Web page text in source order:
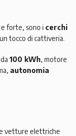
forte, sono i cerchi
tocco di cattiveria.
da 100 kWh, motore
autonomia
vetture elettriche